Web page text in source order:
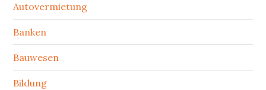
Autovermietung
Banken
Bauwesen
Bildung